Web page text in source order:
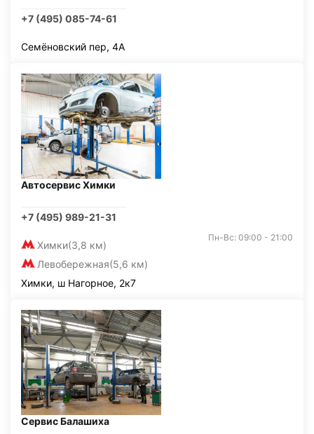
+7 (495) 085-74-61
Семёновский пер, 4А
Автосервис Химки
+7 (495) 989-21-31
Химки(3,8 км)
Левобережная(5,6 км)
Пн-Вс: 09:00 - 21:00
Химки, ш Нагорное, 2к7
Сервис Балашиха